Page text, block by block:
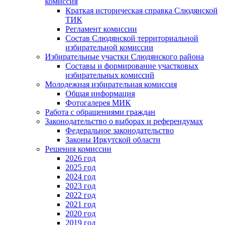
Краткая историческая справка Слюдянской
ТИК
Регламент комиссии
Состав Слюдянской территориальной
избирательной комиссии
Избирательные участки Слюдянского района
Составы и формирование участковых
избирательных комиссий
Молодежная избирательная комиссия
Общая информация
Фотогалерея МИК
Работа с обращениями граждан
Законодательство о выборах и референдумах
Федеральное законодательство
Законы Иркутской области
Решения комиссии
2026 год
2025 год
2024 год
2023 год
2022 год
2021 год
2020 год
2019 год